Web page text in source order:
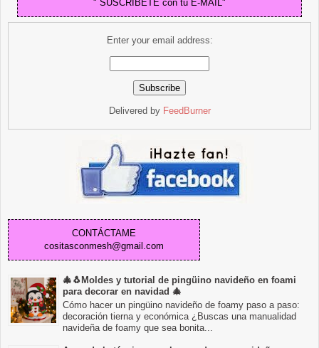
" SUSCRIBETE con tu E-MAIL"
Enter your email address:
Delivered by FeedBurner
CONTÁCTAME
cositasconmesh@gmail.com
🎄🐧Moldes y tutorial de pingüino navideño en foami
para decorar en navidad 🎄
Cómo hacer un pingüino navideño de foamy paso a paso:
decoración tierna y económica ¿Buscas una manualidad
navideña de foamy que sea bonita...